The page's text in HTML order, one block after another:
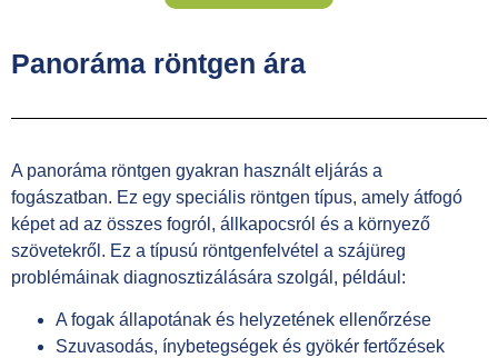
Panoráma röntgen ára
A panoráma röntgen gyakran használt eljárás a
fogászatban. Ez egy speciális röntgen típus, amely átfogó
képet ad az összes fogról, állkapocsról és a környező
szövetekről. Ez a típusú röntgenfelvétel a szájüreg
problémáinak diagnosztizálására szolgál, például:
A fogak állapotának és helyzetének ellenőrzése
Szuvasodás, ínybetegségek és gyökér fertőzések